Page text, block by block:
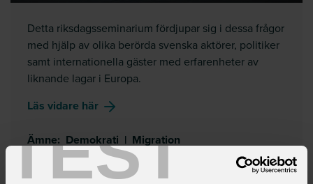
TEST
Detta riksdagsseminarium fördjupar sig i dessa frågor
med hjälp av olika berörda svenska aktörer, politiker
samt internationella gäster med erfarenheter av
liknande lagar i Europa.
Läs vidare här om
Ämne: Demokrati | Migration
måndag 20 maj 2024